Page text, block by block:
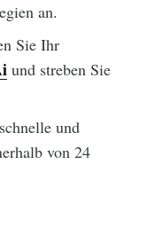
an.
Sie Ihr
und streben Sie
und
von 24